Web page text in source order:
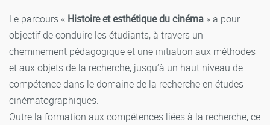
Le parcours « Histoire et esthétique du cinéma » a pour
objectif de conduire les étudiants, à travers un
cheminement pédagogique et une initiation aux méthodes
et aux objets de la recherche, jusqu’à un haut niveau de
compétence dans le domaine de la recherche en études
cinématographiques.
Outre la formation aux compétences liées à la recherche, ce